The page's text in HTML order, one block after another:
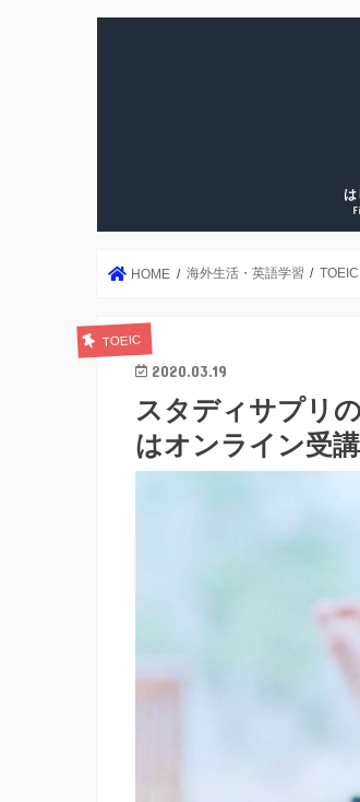
は
HOME 海外生活・英語学習 TOEIC
TOEIC
2020.03.19
スタディサプリ
はオンライン受